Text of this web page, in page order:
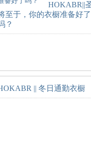
HOKABR||
至于，你的衣橱准备好了
？
|| 冬日通勤衣橱